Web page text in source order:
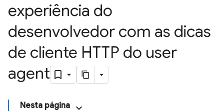
experiência do
desenvolvedor com as dicas
de cliente HTTP do user
agent
Nesta página